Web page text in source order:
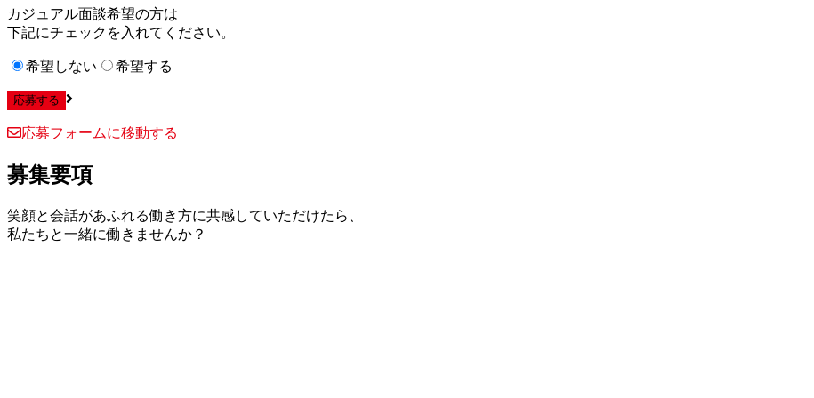
カジュアル面談希望の方は
下記にチェックを入れてください。
希望しない 希望する
応募フォームに移動する
募集要項
笑顔と会話があふれる働き方に共感していただけたら、
私たちと一緒に働きませんか？